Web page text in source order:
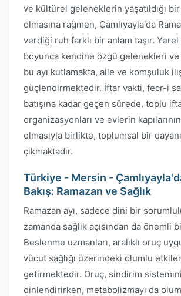
ve kültürel geleneklerin yaşatıldığı
olmasına rağmen, Çamlıyayla'da
verdiği ruh farklı bir anlam taşır.
boyunca kendine özgü gelenekleri
bu ayı kutlamakta, aile ve komşuluk
güçlendirmektedir. İftar vakti, fecr-i
batışına kadar geçen sürede, toplu
organizasyonları ve evlerin
olmasıyla birlikte, toplumsal bir
çıkmaktadır.
Türkiye - Mersin -
Bakış: Ramazan ve Sağlık
Ramazan ayı, sadece dini bir
zamanda sağlık açısından da önemli
Beslenme uzmanları, aralıklı oruç
vücut sağlığı üzerindeki olumlu
getirmektedir. Oruç, sindirim sistemini
dinlendirirken, metabolizmayı da